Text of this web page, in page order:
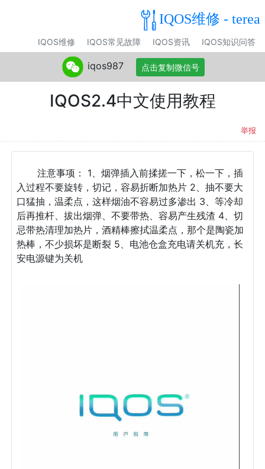
IQOS维修 - terea
IQOS维修 IQOS常见故障 IQOS资讯 IQOS知识问答
IQOS2.4中文使用教程
举报
注意事项： 1、烟弹插入前揉搓一下，松一下，插
入过程不要旋转，切记，容易折断加热片 2、抽不要大
口猛抽，温柔点，这样烟油不容易过多渗出 3、等冷却
后再推杆、拔出烟弹、不要带热、容易产生残渣 4、切
忌带热清理加热片，酒精棒擦拭温柔点，那个是陶瓷加
热棒，不少损坏是断裂 5、电池仓盒充电请关机充，长
安电源键为关机
iqos987 点击复制微信号